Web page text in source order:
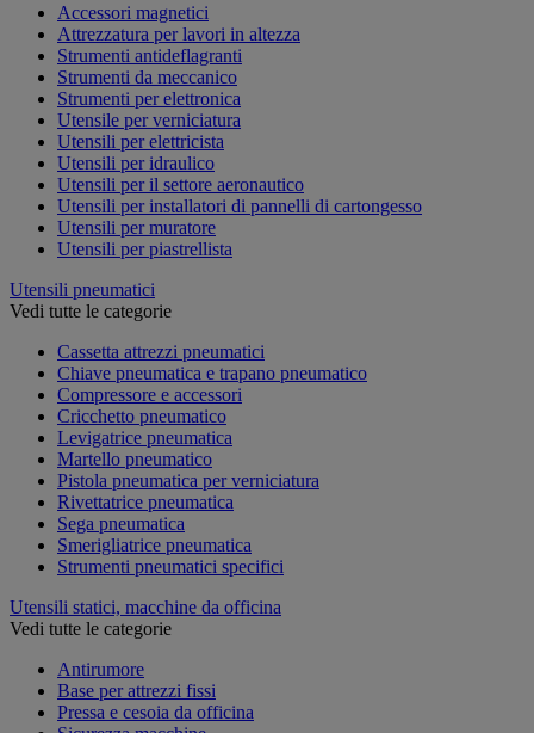
Accessori magnetici
Attrezzatura per lavori in altezza
Strumenti antideflagranti
Strumenti da meccanico
Strumenti per elettronica
Utensile per verniciatura
Utensili per elettricista
Utensili per idraulico
Utensili per il settore aeronautico
Utensili per installatori di pannelli di cartongesso
Utensili per muratore
Utensili per piastrellista
Utensili pneumatici
Vedi tutte le categorie
Cassetta attrezzi pneumatici
Chiave pneumatica e trapano pneumatico
Compressore e accessori
Cricchetto pneumatico
Levigatrice pneumatica
Martello pneumatico
Pistola pneumatica per verniciatura
Rivettatrice pneumatica
Sega pneumatica
Smerigliatrice pneumatica
Strumenti pneumatici specifici
Utensili statici, macchine da officina
Vedi tutte le categorie
Antirumore
Base per attrezzi fissi
Pressa e cesoia da officina